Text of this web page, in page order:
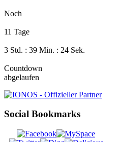
Noch
11 Tage
3 Std. : 39 Min. : 23 Sek.
Countdown
abgelaufen
Social Bookmarks